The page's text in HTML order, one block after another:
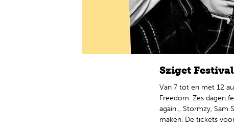
Sziget
Van 7 tot en met 12
Freedom. Zes dagen
again.., Stormzy,
maken. De tickets